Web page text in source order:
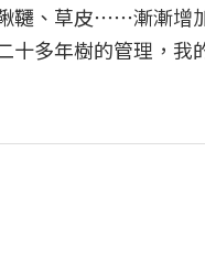
韆、草皮⋯⋯漸漸增
多年樹的管理，我